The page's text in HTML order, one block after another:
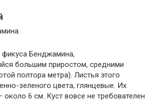
фикуса Бенджамина,
большим приростом, средними
полтора метра). Листья этого
зеленого цвета, глянцевые. Их
6 см. Куст вовсе не требователен